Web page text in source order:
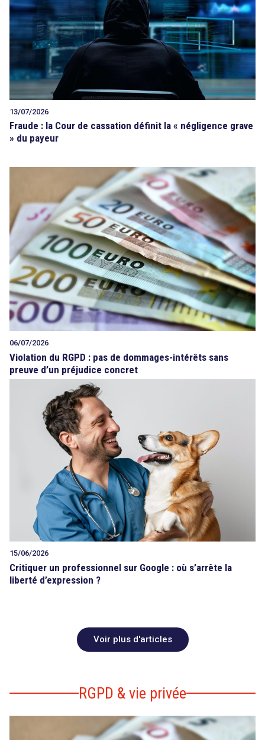
13/07/2026
Fraude : la Cour de cassation définit la « négligence grave
» du payeur
06/07/2026
Violation du RGPD : pas de dommages-intérêts sans
preuve d’un préjudice concret
15/06/2026
Critiquer un professionnel sur Google : où s’arrête la
liberté d’expression ?
Voir plus d'articles
RGPD & vie privée